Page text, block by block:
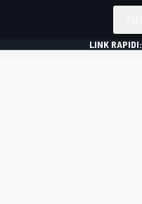
LINK RAPIDI: